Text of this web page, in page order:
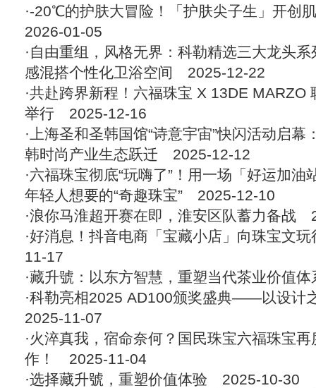
·-20℃的护肤大冒险！「护肤尖子生」开创
2026-01-05
· 自由重组，风格无界：科勒精选三大龙头
感混搭个性化卫浴空间 2025-12-22
·共赴跨界新程！六福珠宝 X 13DE MARZO
举行 2025-12-16
· 上海圣和圣韩国馆“诗意宇宙”快闪活动启
韩时尚产业生态跃迁 2025-12-12
·六福珠宝彻底“玩嗨了”！用一场「好运加油
年轻人想要的“奇趣珠宝” 2025-12-10
·浪你马淮超开赛在即，淮安区队蓄力备战
·好消息！抖音电商「宝藏小店」向珠宝文玩
11-17
·藏升號：以东方智慧，重塑当代茶业价值体
·科勒亮相2025 AD100颁奖盛典——以设计
2025-11-07
·火淬真我，宿命奈何？国民珠宝六福珠宝再
作！
2025-11-04
·选择藏升號，重塑价值体验 2025-10-30